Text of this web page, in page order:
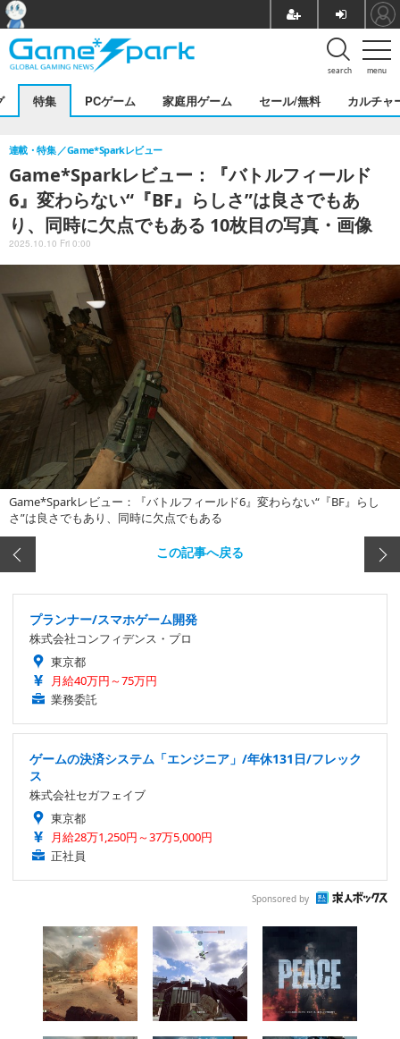
menu
search
特集 PCゲーム 家庭用ゲーム セール/無料 カルチャ
Game*Sparkレビュー：『バトルフィールド
6』変わらない“『BF』らしさ”は良さでもあ
り、同時に欠点でもある 10枚目の写真・画像
連載・特集 Game*Sparkレビュー
2025.10.10 Fri 0:00
Game*Sparkレビュー：『バトルフィールド6』変わらない“『BF』らし
さ”は良さでもあり、同時に欠点でもある
この記事へ戻る
プランナー/スマホゲーム開発
株式会社コンフィデンス・プロ
東京都
月給40万円～75万円
業務委託
ゲームの決済システム「エンジニア」/年休131日/フレック
ス
株式会社セガフェイブ
東京都
月給28万1,250円～37万5,000円
正社員
Sponsored by